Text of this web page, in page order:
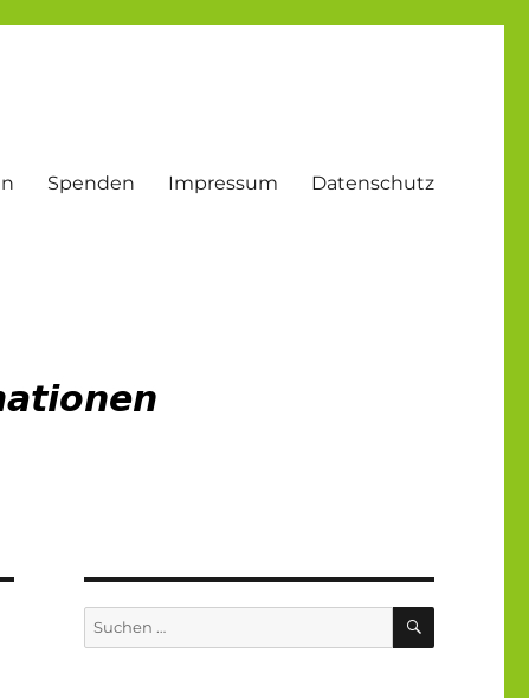
Spenden Impressum Datenschutz
Suche
nach:
SUCHEN